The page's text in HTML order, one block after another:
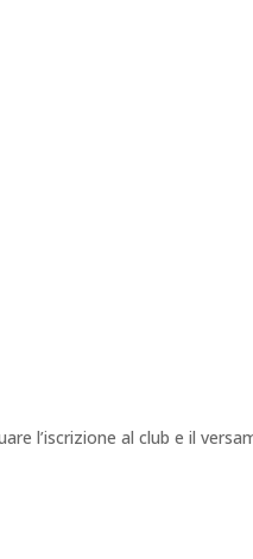
l’iscrizione al club e il